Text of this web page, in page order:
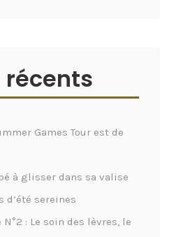
Games Tour est de
à glisser dans sa valise
d’été sereines
: Le soin des lèvres, le